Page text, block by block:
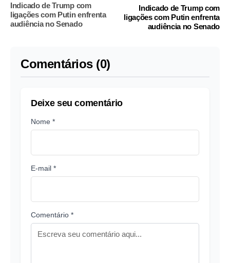
Indicado de Trump com
ligações com Putin enfrenta
audiência no Senado
Indicado de Trump com
ligações com Putin enfrenta
audiência no Senado
Comentários (0)
Deixe seu comentário
Nome *
E-mail *
Comentário *